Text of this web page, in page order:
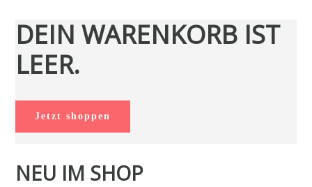
DEIN WARENKORB IST
LEER.
Jetzt shoppen
NEU IM SHOP